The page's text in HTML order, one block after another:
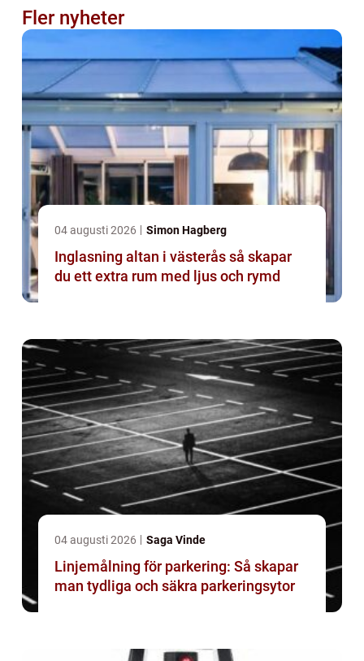
Fler nyheter
04 augusti 2026 Simon Hagberg
Inglasning altan i västerås så skapar
du ett extra rum med ljus och rymd
04 augusti 2026 Saga Vinde
Linjemålning för parkering: Så skapar
man tydliga och säkra parkeringsytor